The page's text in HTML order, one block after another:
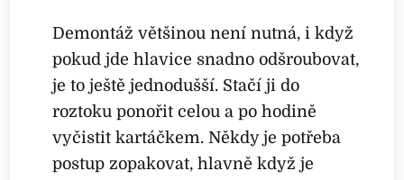
Demontáž většinou není nutná, i když
pokud jde hlavice snadno odšroubovat,
je to ještě jednodušší. Stačí ji do
roztoku ponořit celou a po hodině
vyčistit kartáčkem. Někdy je potřeba
postup zopakovat, hlavně když je